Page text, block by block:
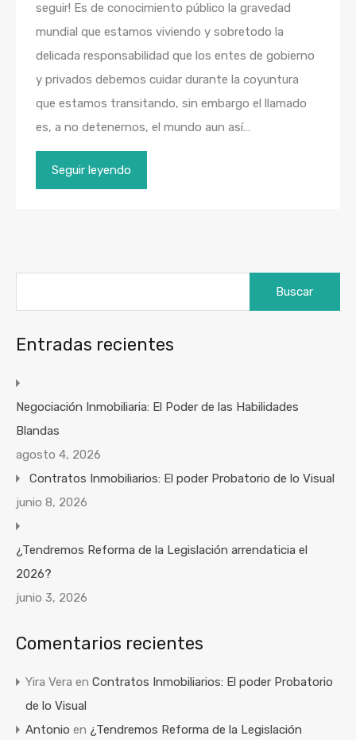
seguir! Es de conocimiento público la gravedad
mundial que estamos viviendo y sobretodo la
delicada responsabilidad que los entes de gobierno
y privados debemos cuidar durante la coyuntura
que estamos transitando, sin embargo el llamado
es, a no detenernos, el mundo aun así…
Seguir leyendo
Entradas recientes
Negociación Inmobiliaria: El Poder de las Habilidades
Blandas
agosto 4, 2026
Contratos Inmobiliarios: El poder Probatorio de lo Visual
junio 8, 2026
¿Tendremos Reforma de la Legislación arrendaticia el
2026?
junio 3, 2026
Comentarios recientes
Yira Vera en Contratos Inmobiliarios: El poder Probatorio
de lo Visual
Antonio en ¿Tendremos Reforma de la Legislación